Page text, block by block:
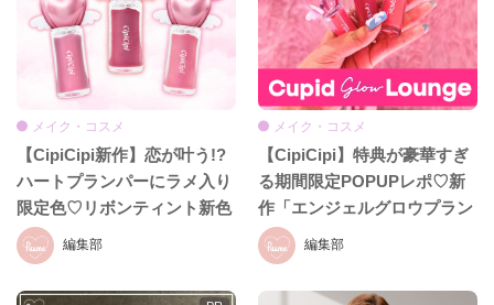
編集部
メイク・コスメ
【CipiCipi新作】恋が叶う!?
ハートプランパーにラメ入り
限定色♡リボンティント新色
も8月19日発売
編集部
メイク・コスメ
【CipiCipi】特典が豪華すぎ
る期間限定POPUPレポ♡新
作「エンジェルグロウプラン
パー」も必見!!